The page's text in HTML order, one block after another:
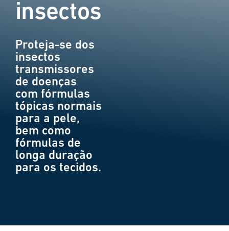
insectos
Proteja-se dos
insectos
transmissores
de doenças
com fórmulas
tópicas normais
para a pele,
bem como
fórmulas de
longa duração
para os tecidos.